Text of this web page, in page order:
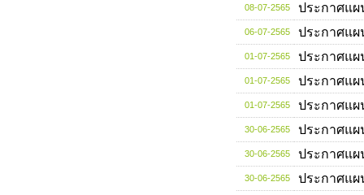
08-07-2565 ประกาศแผ
06-07-2565 ประกาศแผ
01-07-2565 ประกาศแผ
01-07-2565 ประกาศแผ
01-07-2565 ประกาศแผ
30-06-2565 ประกาศแผ
30-06-2565 ประกาศแผ
30-06-2565 ประกาศแผ